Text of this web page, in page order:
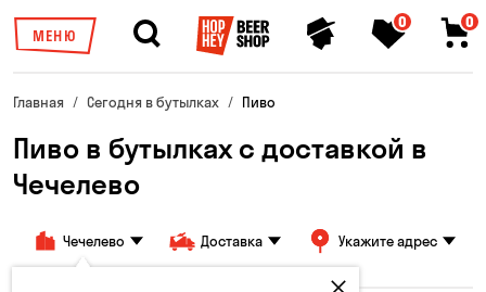
МЕНЮ
0 0
Главная Сегодня в бутылках Пиво
Пиво в бутылках с доставкой в
Чечелево
Чечелево Доставка Укажите адрес